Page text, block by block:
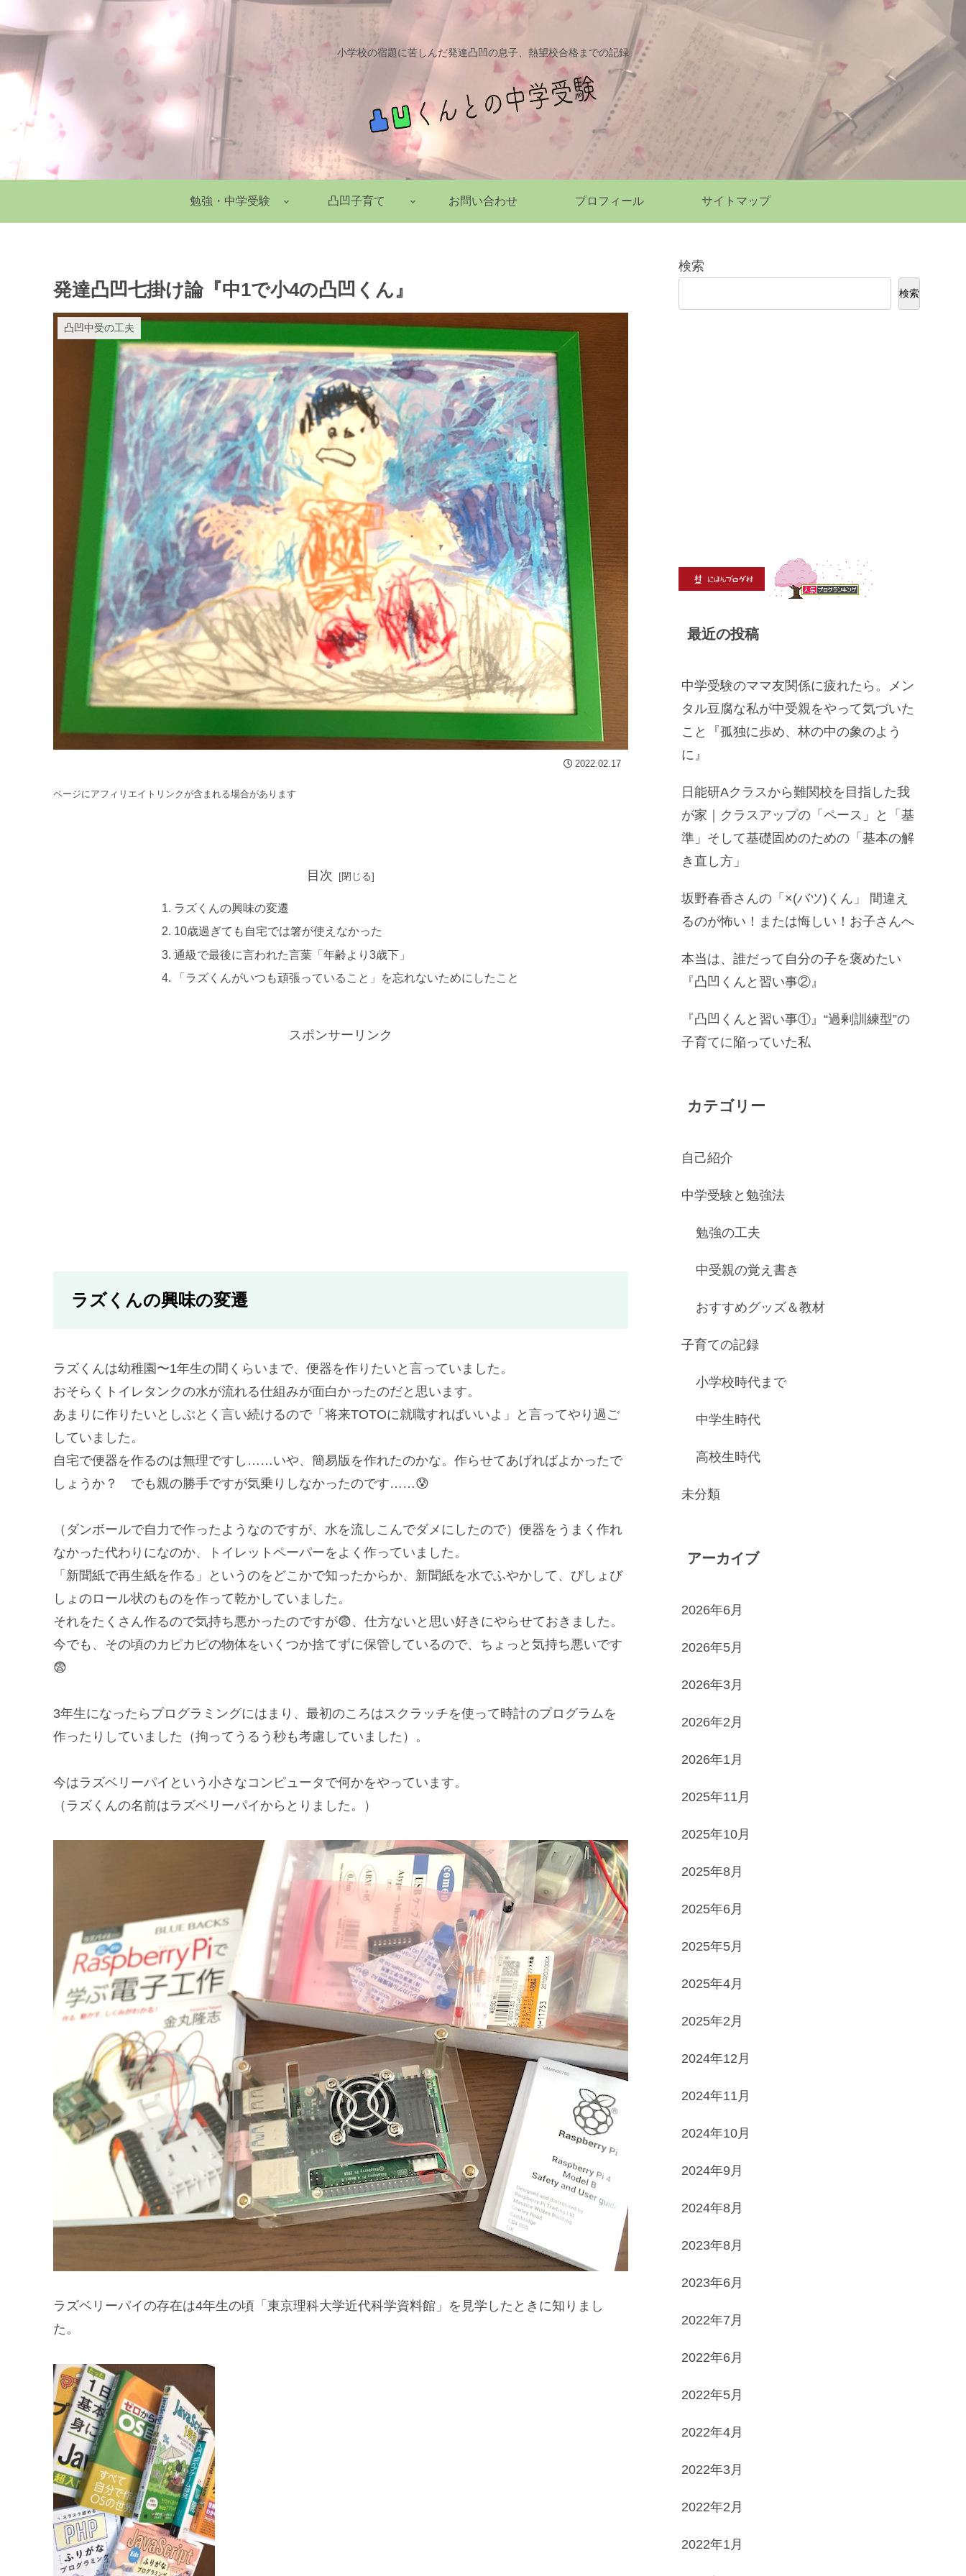
小学校の宿題に苦しんだ発達凸凹の息子、熱望校合格までの記録
勉強・中学受験 凸凹子育て お問い合わせ プロフィール サイトマップ
発達凸凹七掛け論『中1で小4の凸凹くん』
凸凹中受の工夫
2022.02.17
ページにアフィリエイトリンクが含まれる場合があります
目次
ラズくんの興味の変遷
10歳過ぎても自宅では箸が使えなかった
通級で最後に言われた言葉「年齢より3歳下」
「ラズくんがいつも頑張っていること」を忘れないためにしたこと
スポンサーリンク
ラズくんの興味の変遷
ラズくんは幼稚園〜1年生の間くらいまで、便器を作りたいと言っていました。
おそらくトイレタンクの水が流れる仕組みが面白かったのだと思います。
あまりに作りたいとしぶとく言い続けるので「将来TOTOに就職すればいいよ」と言ってやり過ご
していました。
自宅で便器を作るのは無理ですし……いや、簡易版を作れたのかな。作らせてあげればよかったで
しょうか？ でも親の勝手ですが気乗りしなかったのです……😰
（ダンボールで自力で作ったようなのですが、水を流しこんでダメにしたので）便器をうまく作れ
なかった代わりになのか、トイレットペーパーをよく作っていました。
「新聞紙で再生紙を作る」というのをどこかで知ったからか、新聞紙を水でふやかして、びしょび
しょのロール状のものを作って乾かしていました。
それをたくさん作るので気持ち悪かったのですが😨、仕方ないと思い好きにやらせておきました。
今でも、その頃のカピカピの物体をいくつか捨てずに保管しているので、ちょっと気持ち悪いです
😨
3年生になったらプログラミングにはまり、最初のころはスクラッチを使って時計のプログラムを
作ったりしていました（拘ってうるう秒も考慮していました）。
今はラズベリーパイという小さなコンピュータで何かをやっています。
（ラズくんの名前はラズベリーパイからとりました。）
ラズベリーパイの存在は4年生の頃「東京理科大学近代科学資料館」を見学したときに知りまし
た。
検索
検索
最近の投稿
中学受験のママ友関係に疲れたら。メン
タル豆腐な私が中受親をやって気づいた
こと『孤独に歩め、林の中の象のよう
に』
日能研Aクラスから難関校を目指した我
が家｜クラスアップの「ペース」と「基
準」そして基礎固めのための「基本の解
き直し方」
坂野春香さんの「×(バツ)くん」 間違え
るのが怖い！または悔しい！お子さんへ
本当は、誰だって自分の子を褒めたい
『凸凹くんと習い事②』
『凸凹くんと習い事①』“過剰訓練型”の
子育てに陥っていた私
カテゴリー
自己紹介
中学受験と勉強法
勉強の工夫
中受親の覚え書き
おすすめグッズ＆教材
子育ての記録
小学校時代まで
中学生時代
高校生時代
未分類
アーカイブ
2026年6月
2026年5月
2026年3月
2026年2月
2026年1月
2025年11月
2025年10月
2025年8月
2025年6月
2025年5月
2025年4月
2025年2月
2024年12月
2024年11月
2024年10月
2024年9月
2024年8月
2023年8月
2023年6月
2022年7月
2022年6月
2022年5月
2022年4月
2022年3月
2022年2月
2022年1月